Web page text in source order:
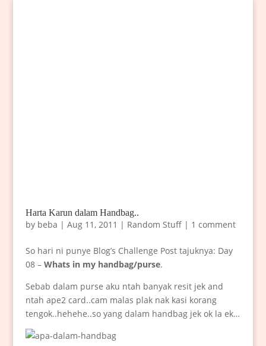
Harta Karun dalam Handbag..
by beba | Aug 11, 2011 | Random Stuff| 1 comment
So hari ni punye Blog’s Challenge Post tajuknya: Day
08 – Whats in my handbag/purse.
Sebab dalam purse aku ntah banyak resit jek and
ntah ape2 card..cam malas plak nak kasi korang
tengok..hehehe..so yang dalam handbag jek ok la ek…